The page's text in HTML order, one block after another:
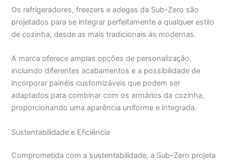
Os refrigeradores, freezers e adegas da Sub-Zero são
projetados para se integrar perfeitamente a qualquer estilo
de cozinha, desde as mais tradicionais às modernas.
A marca oferece amplas opções de personalização,
incluindo diferentes acabamentos e a possibilidade de
incorporar painéis customizáveis que podem ser
adaptados para combinar com os armários da cozinha,
proporcionando uma aparência uniforme e integrada.
Sustentabilidade e Eficiência
Comprometida com a sustentabilidade, a Sub-Zero projeta